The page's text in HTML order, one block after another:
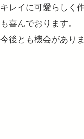
キレイに可愛らしく
も喜んでおります。
今後とも機会があり